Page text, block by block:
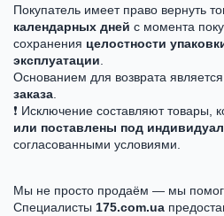
Покупатель имеет право вернуть
календарных дней с момента
сохранения целостности
эксплуатации.
Основанием для возврата является
заказа.
❗ Исключение составляют товары,
или поставлены под
согласованными условиями.
Мы не просто продаём — мы
Специалисты 175.com.ua